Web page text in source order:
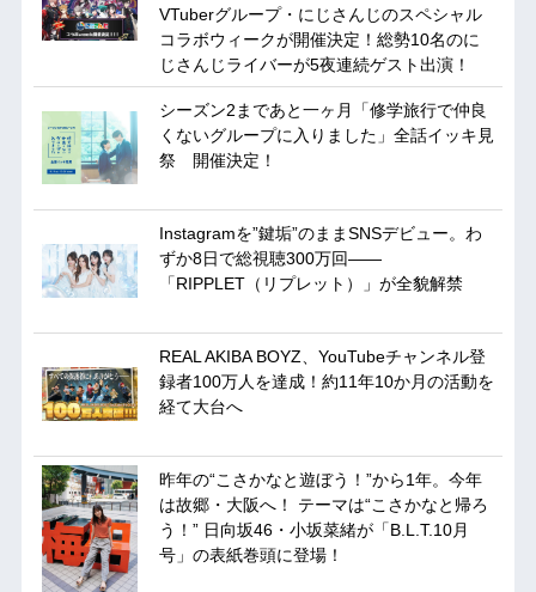
VTuberグループ・にじさんじのスペシャル
コラボウィークが開催決定！総勢10名のに
じさんじライバーが5夜連続ゲスト出演！
シーズン2まであと一ヶ月「修学旅行で仲良
くないグループに入りました」全話イッキ見
祭 開催決定！
Instagramを”鍵垢”のままSNSデビュー。わ
ずか8日で総視聴300万回——
「RIPPLET（リプレット）」が全貌解禁
REAL AKIBA BOYZ、YouTubeチャンネル登
録者100万人を達成！約11年10か月の活動を
経て大台へ
昨年の“こさかなと遊ぼう！”から1年。今年
は故郷・大阪へ！ テーマは“こさかなと帰ろ
う！” 日向坂46・小坂菜緒が「B.L.T.10月
号」の表紙巻頭に登場！